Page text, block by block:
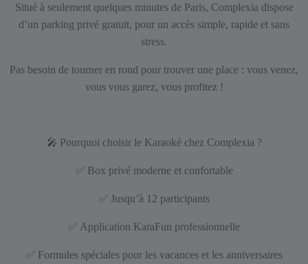
Situé à seulement quelques minutes de Paris, Complexia dispose
d’un parking privé gratuit, pour un accès simple, rapide et sans
stress.
Pas besoin de tourner en rond pour trouver une place : vous venez,
vous vous garez, vous profitez !
🎤 Pourquoi choisir le Karaoké chez Complexia ?
✅ Box privé moderne et confortable
✅ Jusqu’à 12 participants
✅ Application KaraFun professionnelle
✅ Formules spéciales pour les vacances et les anniversaires